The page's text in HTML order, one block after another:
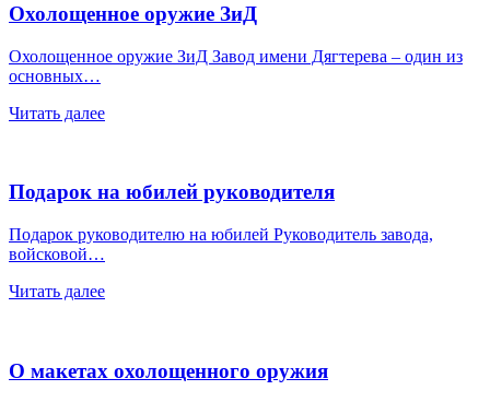
Охолощенное оружие ЗиД
Охолощенное оружие ЗиД Завод имени Дягтерева – один из
основных…
Читать далее
Подарок на юбилей руководителя
Подарок руководителю на юбилей Руководитель завода,
войсковой…
Читать далее
О макетах охолощенного оружия